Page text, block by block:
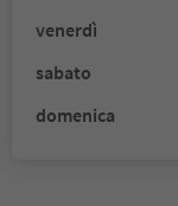
venerdì
sabato
domenica